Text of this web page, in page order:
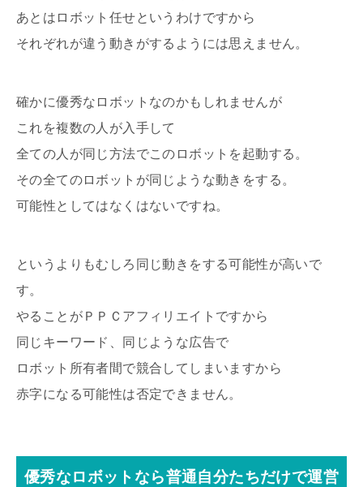
あとはロボット任せというわけですから
それぞれが違う動きがするようには思えません。
確かに優秀なロボットなのかもしれませんが
これを複数の人が入手して
全ての人が同じ方法でこのロボットを起動する。
その全てのロボットが同じような動きをする。
可能性としてはなくはないですね。
というよりもむしろ同じ動きをする可能性が高いで
す。
やることがＰＰＣアフィリエイトですから
同じキーワード、同じような広告で
ロボット所有者間で競合してしまいますから
赤字になる可能性は否定できません。
優秀なロボットなら普通自分たちだけで運営